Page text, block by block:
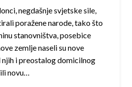
negdašnje svjetske sile,
poražene narode, tako što
stanovništva, posebice
zemlje naseli su nove
i preostalog domicilnog
novu…